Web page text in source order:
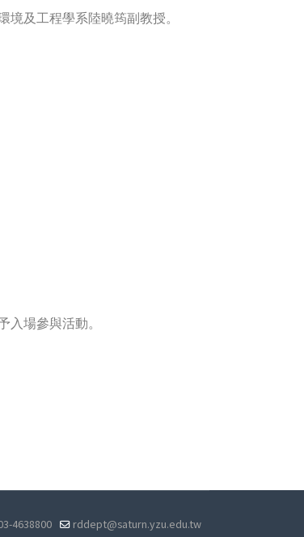
境及工程學系陸曉筠副教授。
入場參與活動。
4638800 rddept@saturn.yzu.edu.tw